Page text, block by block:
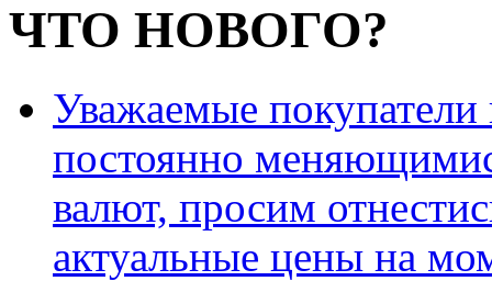
ЧТО НОВОГО?
Уважаемые
постоянно
валют, просим
актуальные цены на